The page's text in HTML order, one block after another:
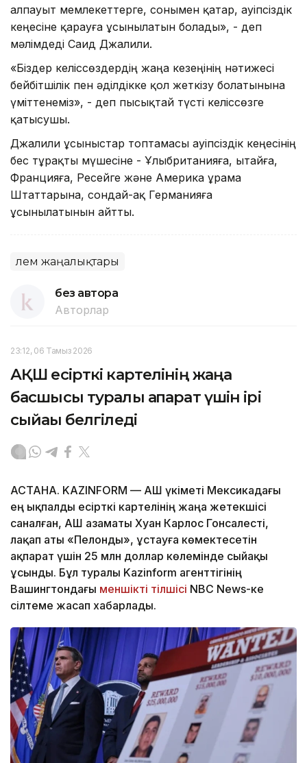
алпауыт мемлекеттерге, сонымен қатар, Қауіпсіздік
кеңесіне қарауға ұсынылатын болады», - деп
мәлімдеді Саид Джалили.
«Біздер келіссөздердің жаңа кезеңінің нәтижесі
бейбітшілік пен әділдікке қол жеткізу болатынына
үміттенеміз», - деп пысықтай түсті келіссөзге
қатысушы.
Джалили ұсыныстар топтамасы Қауіпсіздік кеңесінің
бес тұрақты мүшесіне - Ұлыбританияға, Қытайға,
Францияға, Ресейге және Америка Құрама
Штаттарына, сондай-ақ Германияға
ұсынылатынын айтты.
Әлем жаңалықтары
без автора
Авторлар
23:12, 06 Тамыз 2026
АҚШ есірткі картелінің жаңа
басшысы туралы ақпарат үшін ірі
сыйақы белгіледі
АСТАНА. KAZINFORM — АҚШ үкіметі Мексикадағы
ең ықпалды есірткі картелінің жаңа жетекшісі
саналған, АҚШ азаматы Хуан Карлос Гонсалесті,
лақап аты «Пелонды», ұстауға көмектесетін
ақпарат үшін 25 млн доллар көлемінде сыйақы
ұсынды. Бұл туралы Kazinform агенттігінің
Вашингтондағы меншікті тілшісі NBC News-ке
сілтеме жасап хабарлады.